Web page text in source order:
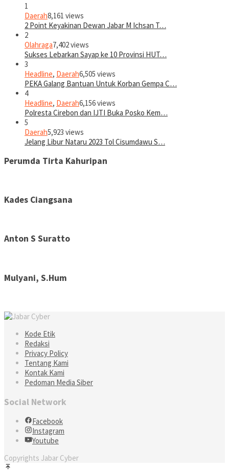
1
Daerah8,161 views
2 Point Keyakinan Dewan Jabar M Ichsan T…
2
Olahraga7,402 views
Sukses Lebarkan Sayap ke 10 Provinsi HUT…
3
Headline, Daerah6,505 views
PEKA Galang Bantuan Untuk Korban Gempa C…
4
Headline, Daerah6,156 views
Polresta Cirebon dan IJTI Buka Posko Kem…
5
Daerah5,923 views
Jelang Libur Nataru 2023 Tol Cisumdawu S…
Perumda Tirta Kahuripan
Kades Ciangsana
Anton S Suratto
Mulyani, S.Hum
Kode Etik
Redaksi
Privacy Policy
Tentang Kami
Kontak Kami
Pedoman Media Siber
Social Network
Facebook
Instagram
Youtube
Copyrights Jabar Cyber